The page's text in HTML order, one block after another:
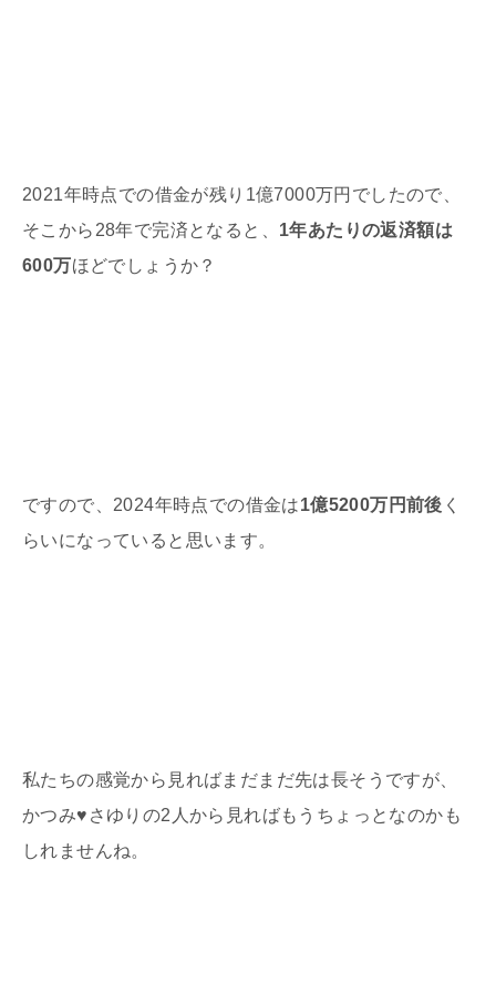
2021年時点での借金が残り1億7000万円でしたので、
そこから28年で完済となると、 1年あたりの返済額は
600万ほどでしょうか？
ですので、 2024年時点での借金は1億5200万円前後 く
らいになっていると思います。
私たちの感覚から見ればまだまだ先は長そうですが、
かつみ♥ さゆりの2 人から見ればもうちょっとなのかも
しれませんね。